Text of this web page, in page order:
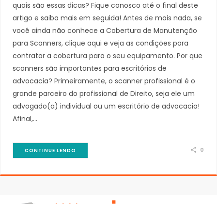
quais são essas dicas? Fique conosco até o final deste
artigo e saiba mais em seguida! Antes de mais nada, se
você ainda não conhece a Cobertura de Manutenção
para Scanners, clique aqui e veja as condições para
contratar a cobertura para o seu equipamento. Por que
scanners são importantes para escritórios de
advocacia? Primeiramente, o scanner profissional é o
grande parceiro do profissional de Direito, seja ele um
advogado(a) individual ou um escritório de advocacia!
Afinal,…
CONTINUE LENDO 0